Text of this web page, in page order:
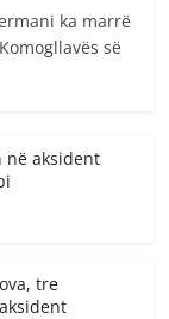
ka marrë
së
në aksident
tre